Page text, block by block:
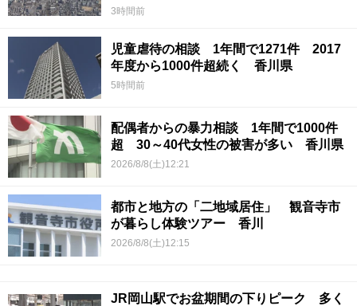
3時間前
児童虐待の相談 1年間で1271件 2017
年度から1000件超続く 香川県
5時間前
配偶者からの暴力相談 1年間で1000件
超 30～40代女性の被害が多い 香川県
2026/8/8(土)12:21
都市と地方の「二地域居住」 観音寺市
が暮らし体験ツアー 香川
2026/8/8(土)12:15
JR岡山駅でお盆期間の下りピーク 多く